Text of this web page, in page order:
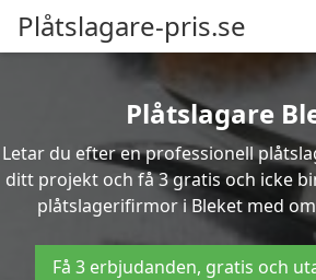
Plåtslagare-pris.se
Plåtslagare
Letar du efter en professionell
ditt projekt och få 3 gratis och icke
plåtslagerifirmor i Bleket med
Få 3 erbjudanden, gratis och